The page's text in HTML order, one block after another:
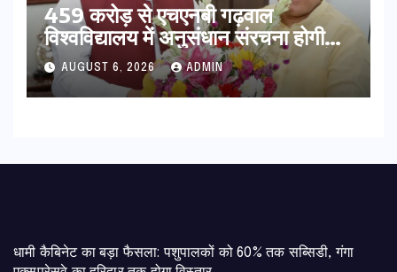
459 करोड़ से एचएनबी गढ़वाल
विश्वविद्यालय में अनुसंधान संरचना होगी
सुदृढ,उच्च शिक्षा मंत्री धन सिंह रावत ने
नवनियुक्त केन्द्रीय शिक्षा मंत्री से की
मुलाकात
AUGUST 6, 2026 ADMIN
​धामी कैबिनेट का बड़ा फैसला: पशुपालकों को 60% तक सब्सिडी, गंगा